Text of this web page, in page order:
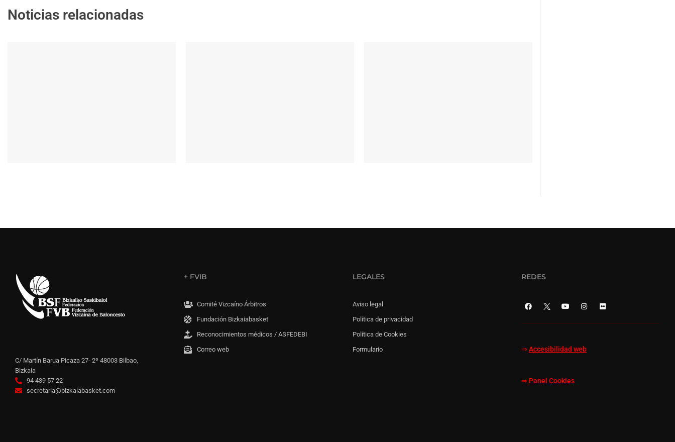
Noticias relacionadas
C/ Martín Barua Picaza 27- 2º 48003 Bilbao,
Bizkaia
94 439 57 22
secretaria@bizkaiabasket.com
+ FVIB
Comité Vizcaíno Árbitros
Fundación Bizkaiabasket
Reconocimientos médicos / ASFEDEBI
Correo web
LEGALES
Aviso legal
Política de privacidad
Política de Cookies
Formulario
REDES
⇒ Accesibilidad web
⇒ Panel Cookies